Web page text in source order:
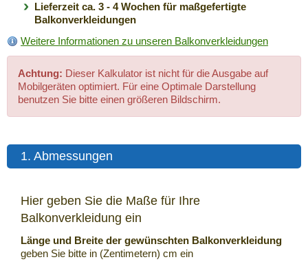
Lieferzeit ca. 3 - 4 Wochen für maßgefertigte
Balkonverkleidungen
Weitere Informationen zu unseren Balkonverkleidungen
Achtung: Dieser Kalkulator ist nicht für die Ausgabe auf
Mobilgeräten optimiert. Für eine Optimale Darstellung
benutzen Sie bitte einen größeren Bildschirm.
1. Abmessungen
Hier geben Sie die Maße für Ihre
Balkonverkleidung ein
Länge und Breite der gewünschten Balkonverkleidung
geben Sie bitte in (Zentimetern) cm ein